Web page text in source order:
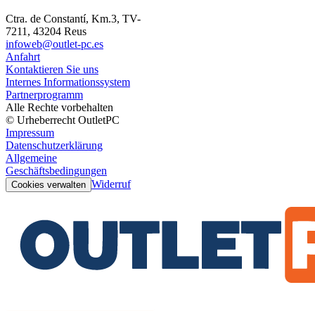
Ctra. de Constantí, Km.3, TV-
7211, 43204 Reus
infoweb@outlet-pc.es
Anfahrt
Kontaktieren Sie uns
Internes Informationssystem
Partnerprogramm
Alle Rechte vorbehalten
© Urheberrecht OutletPC
Impressum
Datenschutzerklärung
Allgemeine
Geschäftsbedingungen
Cookies verwalten Widerruf